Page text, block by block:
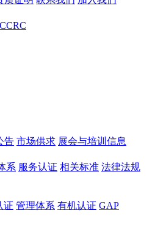
CCRC
告 市场供求 展会与培训信息
系 服务认证 相关标准 法律法规
证 管理体系 有机认证 GAP